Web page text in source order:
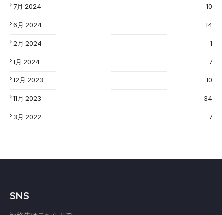
7月 2024
10
6月 2024
14
2月 2024
1
1月 2024
7
12月 2023
10
11月 2023
34
3月 2022
7
SNS